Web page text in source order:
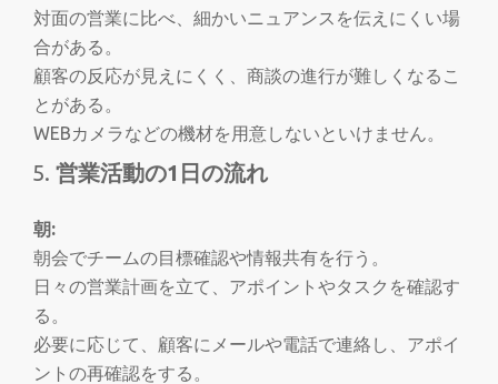
対面の営業に比べ、細かいニュアンスを伝えにくい場
合がある。
顧客の反応が見えにくく、商談の進行が難しくなるこ
とがある。
WEBカメラなどの機材を用意しないといけません。
営業活動の1日の流れ
朝:
朝会でチームの目標確認や情報共有を行う。
日々の営業計画を立て、アポイントやタスクを確認す
る。
必要に応じて、顧客にメールや電話で連絡し、アポイ
ントの再確認をする。